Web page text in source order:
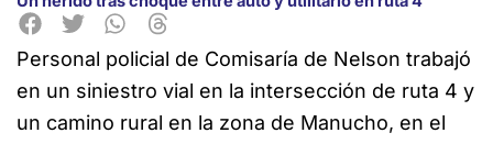
Personal policial de Comisaría de Nelson trabajó
en un siniestro vial en la intersección de ruta 4 y
un camino rural en la zona de Manucho, en el